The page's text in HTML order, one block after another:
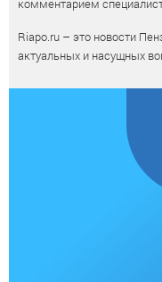
комментарием
Riapo.ru – это новости
актуальных и насущных